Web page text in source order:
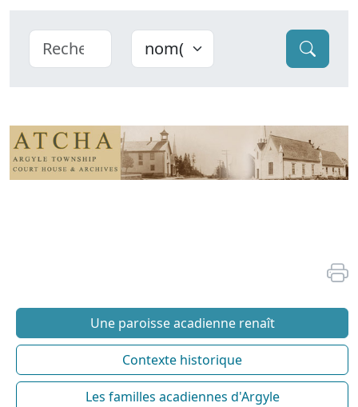
Une paroisse acadienne renaît
Contexte historique
Les familles acadiennes d'Argyle